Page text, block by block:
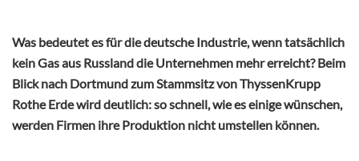
Was bedeutet es für die deutsche Industrie, wenn tatsächlich
kein Gas aus Russland die Unternehmen mehr erreicht? Beim
Blick nach Dortmund zum Stammsitz von ThyssenKrupp
Rothe Erde wird deutlich: so schnell, wie es einige wünschen,
werden Firmen ihre Produktion nicht umstellen können.